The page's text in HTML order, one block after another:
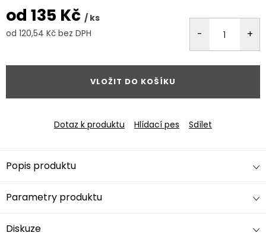
od 135 Kč / ks
od 120,54 Kč bez DPH
VLOŽIT DO KOŠÍKU
Dotaz k produktu Hlídací pes Sdílet
Popis produktu
Parametry produktu
Diskuze